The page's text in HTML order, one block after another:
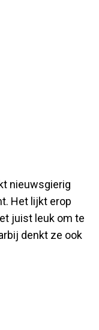
nieuwsgierig
Het lijkt erop
juist leuk om te
denkt ze ook